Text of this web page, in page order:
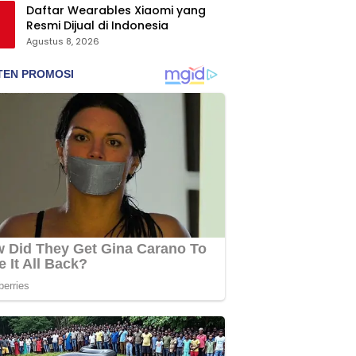
Daftar Wearables Xiaomi yang
Resmi Dijual di Indonesia
Agustus 8, 2026